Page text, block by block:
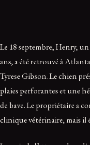
Le 18 septembre, Henry,
ans, a été retrouvé à
Tyrese Gibson. Le chien
plaies perforantes et une
de bave. Le propriétaire a
clinique vétérinaire, mais il